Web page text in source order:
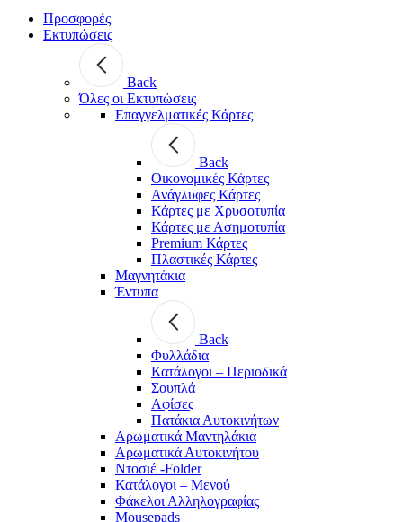
Προσφορές
Εκτυπώσεις
Back
Όλες οι Εκτυπώσεις
Επαγγελματικές Κάρτες
Back
Οικονομικές Κάρτες
Ανάγλυφες Κάρτες
Κάρτες με Χρυσοτυπία
Κάρτες με Ασημοτυπία
Premium Κάρτες
Πλαστικές Κάρτες
Μαγνητάκια
Έντυπα
Back
Φυλλάδια
Κατάλογοι – Περιοδικά
Σουπλά
Αφίσες
Πατάκια Αυτοκινήτων
Αρωματικά Μαντηλάκια
Αρωματικά Αυτοκινήτου
Ντοσιέ -Folder
Κατάλογοι – Μενού
Φάκελοι Αλληλογραφίας
Mousepads